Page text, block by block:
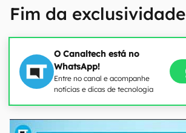
Fim da exclusividade
O Canaltech está no
WhatsApp!
Entre no canal e acompanhe
notícias e dicas de tecnologia